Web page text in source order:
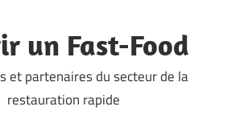
un Fast-Food
et partenaires du secteur de la
restauration rapide